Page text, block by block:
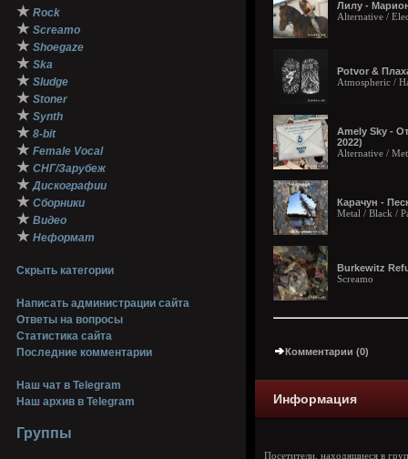
★ Rock
★ Screamo
★ Shoegaze
★ Ska
★ Sludge
★ Stoner
★ Synth
★ 8-bit
★ Female Vocal
★ СНГ/Зарубеж
★ Дискографии
★ Сборники
★ Видео
★ Неформат
Скрыть категории
Написать администрации сайта
Ответы на вопросы
Статистика сайта
Последние комментарии
Наш чат в Telegram
Наш архив в Telegram
Группы
Лилу -
Alternative /
Potvor &
Atmospheric /
Amely Sky -
2022)
Alternative /
Карачун -
Metal / Black /
Burkewitz
Screamo
Комментарии (0)
Информация
Посетители, находящиеся в